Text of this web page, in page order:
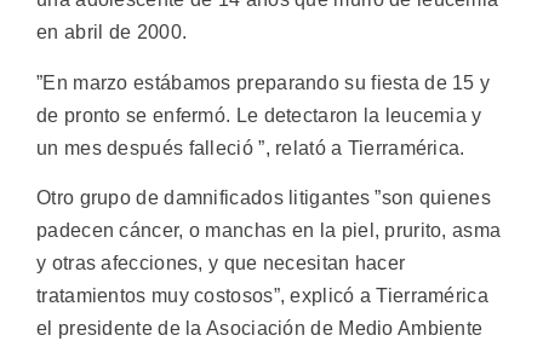
en abril de 2000.
”En marzo estábamos preparando su fiesta de 15 y
de pronto se enfermó. Le detectaron la leucemia y
un mes después falleció ”, relató a Tierramérica.
Otro grupo de damnificados litigantes ”son quienes
padecen cáncer, o manchas en la piel, prurito, asma
y otras afecciones, y que necesitan hacer
tratamientos muy costosos”, explicó a Tierramérica
el presidente de la Asociación de Medio Ambiente